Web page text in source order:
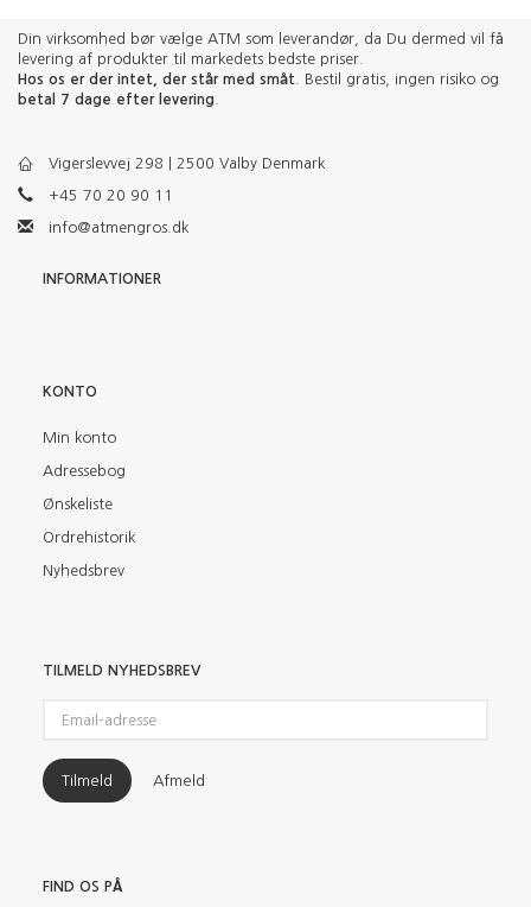
Din virksomhed bør vælge ATM som leverandør, da Du dermed vil få
levering af produkter til markedets bedste priser.
Hos os er der intet, der står med småt . Bestil gratis, ingen risiko og
betal 7 dage efter levering
Vigerslevvej 298 | 2500 Valby Denmark
+45 70 20 90 11
info@atmengros.dk
INFORMATIONER
KONTO
Min konto
Adressebog
Ønskeliste
Ordrehistorik
Nyhedsbrev
TILMELD NYHEDSBREV
adresse
Tilmeld Afmeld
FIND OS PÅ